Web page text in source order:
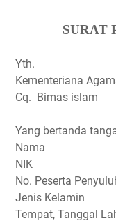
SURAT
Yth.
Kementeriana
Cq. Bimas islam
Yang bertanda
Nama
NIK
No. Peserta
Jenis Kelamin
Tempat, Tanggal